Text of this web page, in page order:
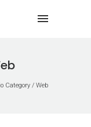
Category / Web